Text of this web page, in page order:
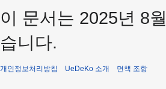
이 문서는 2025년 8
습니다.
개인정보처리방침 UeDeKo 소개 면책 조항